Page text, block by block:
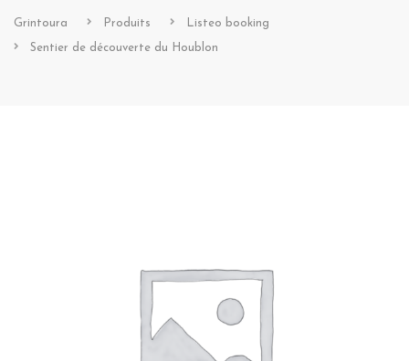
Grintoura Produits Listeo booking
Sentier de découverte du Houblon